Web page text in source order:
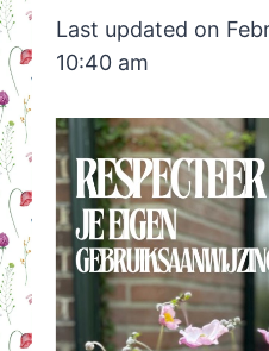
Last updated on
10:40 am